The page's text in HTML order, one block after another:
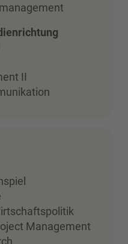
II
Management